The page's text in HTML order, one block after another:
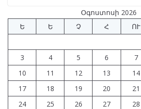
Օգոստոսի 2026
Ե
Ե Չ Հ ՈՒ
3
4 5 6 7
10
11 12 13 14
17
18 19 20 21
24
25 26 27 28